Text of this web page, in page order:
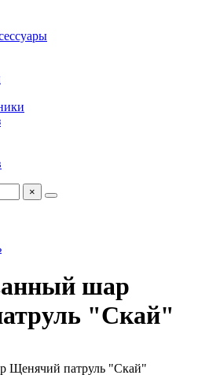
×
шар
"Скай"